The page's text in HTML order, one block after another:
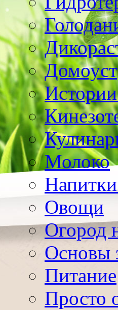
Молоко
Овощи
Огород
Основы
Питание
Просто